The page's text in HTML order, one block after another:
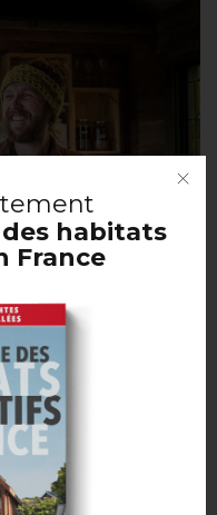
de bain. Pour le
à l’extérieur. Ils ont
de la douche est
de gaz.
habitats
France